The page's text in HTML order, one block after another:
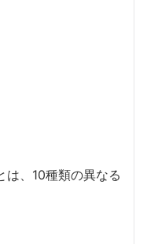
は、10種類の異なる